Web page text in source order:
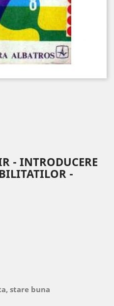
- INTRODUCERE
-
stare buna